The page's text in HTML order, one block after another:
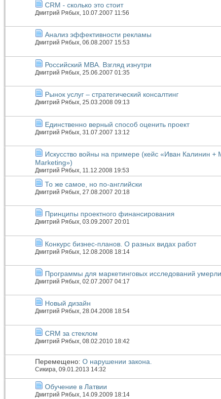
CRM - сколько это стоит
Дмитрий Рябых , 10.07.2007 11:56
Анализ эффективности рекламы
Дмитрий Рябых, 06.08.2007 15:53
Российский MBA. Взгляд изнутри
Дмитрий Рябых , 25.06.2007 01:35
Рынок услуг – стратегический консалтинг
Дмитрий Рябых, 25.03.2008 09:13
Единственно верный способ оценить проект
Дмитрий Рябых , 31.07.2007 13:12
Искусство войны на примере (кейс «Иван Калинин +
Marketing»)
Дмитрий Рябых, 11.12.2008 19:53
То же самое, но по-английски
Дмитрий Рябых , 27.08.2007 20:18
Принципы проектного финансирования
Дмитрий Рябых, 03.09.2007 20:01
Конкурс бизнес-планов. О разных видах работ
Дмитрий Рябых , 12.08.2008 18:14
Программы для маркетинговых исследований умерли
Дмитрий Рябых, 02.07.2007 04:17
Новый дизайн
Дмитрий Рябых, 28.04.2008 18:54
CRM за стеклом
Дмитрий Рябых, 08.02.2010 18:42
Перемещено: О нарушении закона.
Сикира, 09.01.2013 14:32
Обучение в Латвии
Дмитрий Рябых, 14.09.2009 18:14